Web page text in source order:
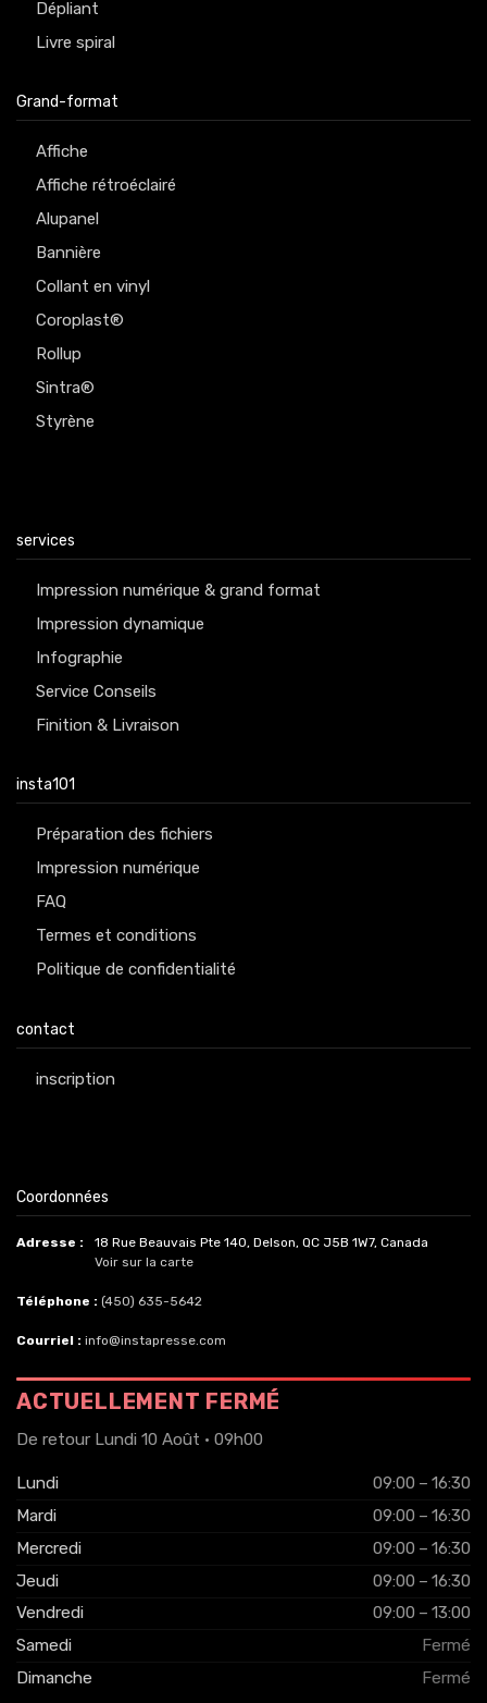
Dépliant
Livre spiral
Grand-format
Affiche
Affiche rétroéclairé
Alupanel
Bannière
Collant en vinyl
Coroplast®
Rollup
Sintra®
Styrène
services
Impression numérique & grand format
Impression dynamique
Infographie
Service Conseils
Finition & Livraison
insta101
Préparation des fichiers
Impression numérique
FAQ
Termes et conditions
Politique de confidentialité
contact
inscription
Coordonnées
Adresse :
18 Rue Beauvais Pte 140, Delson, QC J5B 1W7, Canada
Voir sur la carte
Téléphone : (450) 635-5642
Courriel : info@instapresse.com
ACTUELLEMENT FERMÉ
De retour Lundi 10 Août · 09h00
Lundi
09:00 – 16:30
Mardi
09:00 – 16:30
Mercredi
09:00 – 16:30
Jeudi
09:00 – 16:30
Vendredi
09:00 – 13:00
Samedi
Fermé
Dimanche
Fermé